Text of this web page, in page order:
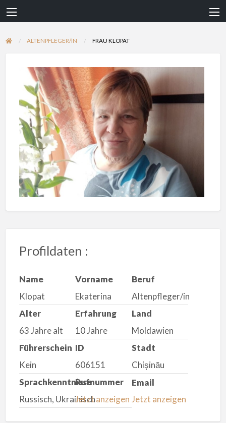
ALTENPFLEGER/IN FRAU KLOPAT
Profildaten :
Name
Klopat
Vorname
Ekaterina
Beruf
Altenpfleger/in
Alter
63 Jahre alt
Erfahrung
10 Jahre
Land
Moldawien
Führerschein
Kein
ID
606151
Stadt
Chișinău
Sprachkenntnisse
Russisch, Ukrainisch
Rufnummer
Jetzt anzeigen
Email
Jetzt anzeigen